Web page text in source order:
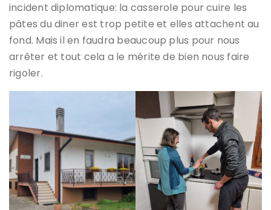
incident diplomatique: la casserole pour cuire les
pâtes du diner est trop petite et elles attachent au
fond. Mais il en faudra beaucoup plus pour nous
arrêter et tout cela a le mérite de bien nous faire
rigoler.